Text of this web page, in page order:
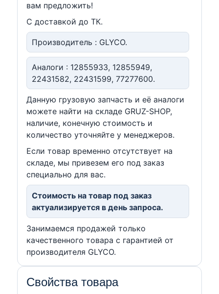
вам предложить!
С доставкой до ТК.
Производитель : GLYCO.
Аналоги : 12855933, 12855949,
22431582, 22431599, 77277600.
Данную грузовую запчасть и её аналоги
можете найти на складе GRUZ-SHOP,
наличие, конечную стоимость и
количество уточняйте у менеджеров.
Если товар временно отсутствует на
складе, мы привезем его под заказ
специально для вас.
Стоимость на товар под заказ
актуализируется в день запроса.
Занимаемся продажей только
качественного товара с гарантией от
производителя GLYCO.
Свойства товара